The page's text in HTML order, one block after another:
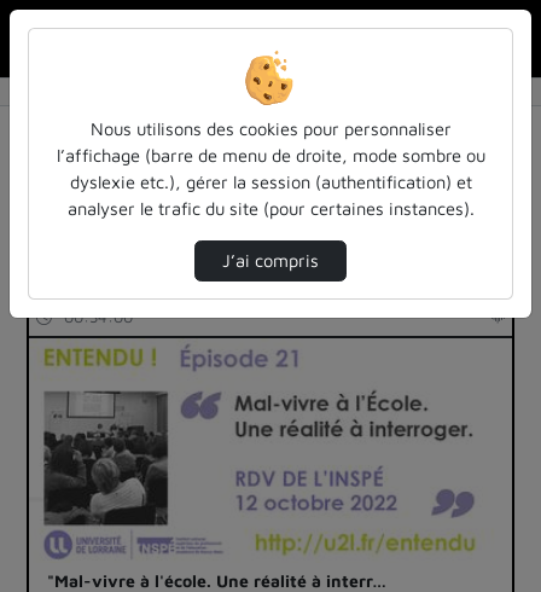
Résultats de la recherche
Filtres actifs (cliquer pour en retirer) :
Français
cours-formations education inspe-de-lorraine
00:34:00
"Mal-vivre à l'école. Une réalité à interr…
Nous utilisons des cookies pour personnaliser
l’affichage (barre de menu de droite, mode sombre ou
dyslexie etc.), gérer la session (authentification) et
analyser le trafic du site (pour certaines instances).
J’ai compris